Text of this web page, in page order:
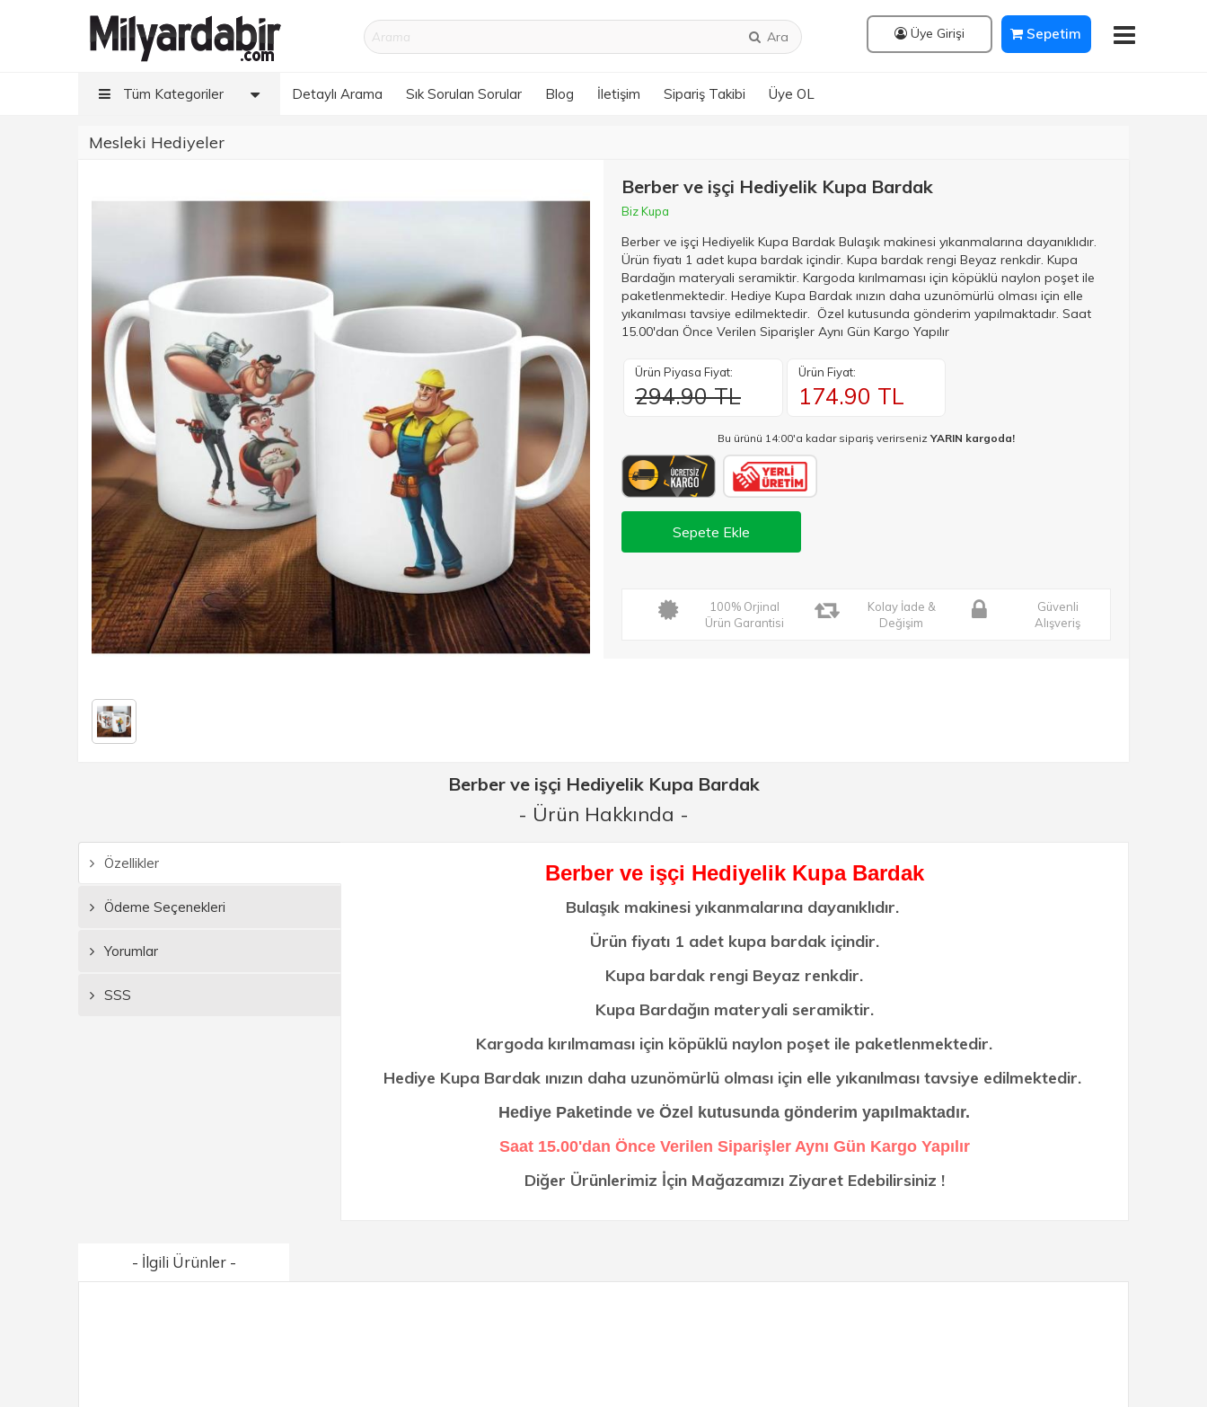
Ara Üye Girişi Sepetim
Tüm Kategoriler Detaylı Arama Sık Sorulan Sorular Blog İletişim Sipariş Takibi Üye OL
Mesleki Hediyeler
Berber ve işçi Hediyelik Kupa Bardak
Biz Kupa
Berber ve işçi Hediyelik Kupa Bardak Bulaşık makinesi yıkanmalarına dayanıklıdır.
Ürün fiyatı 1 adet kupa bardak içindir. Kupa bardak rengi Beyaz renkdir. Kupa
Bardağın materyali seramiktir. Kargoda kırılmaması için köpüklü naylon poşet ile
paketlenmektedir. Hediye Kupa Bardak ınızın daha uzunömürlü olması için elle
yıkanılması tavsiye edilmektedir. Özel kutusunda gönderim yapılmaktadır. Saat
15.00'dan Önce Verilen Siparişler Aynı Gün Kargo Yapılır
Ürün Piyasa Fiyat:
294.90 TL
Ürün Fiyat:
174.90 TL
Bu ürünü 14:00'a kadar sipariş verirsenizYARIN kargoda!
Sepete Ekle
100% Orjinal
Ürün Garantisi
Kolay İade &
Değişim
Güvenli
Alışveriş
Berber ve işçi Hediyelik Kupa Bardak
- Ürün Hakkında -
Özellikler
Ödeme Seçenekleri
Yorumlar
SSS
Berber ve işçi Hediyelik Kupa Bardak
Bulaşık makinesi yıkanmalarına dayanıklıdır.
Ürün fiyatı 1 adet kupa bardak içindir.
Kupa bardak rengi Beyaz renkdir.
Kupa Bardağın materyali seramiktir.
Kargoda kırılmaması için köpüklü naylon poşet ile paketlenmektedir.
Hediye Kupa Bardak ınızın daha uzunömürlü olması için elle yıkanılması tavsiye edilmektedir.
Hediye Paketinde ve Özel kutusunda gönderim yapılmaktadır.
Saat 15.00'dan Önce Verilen Siparişler Aynı Gün Kargo Yapılır
Diğer Ürünlerimiz İçin Mağazamızı Ziyaret Edebilirsiniz !
- İlgili Ürünler -